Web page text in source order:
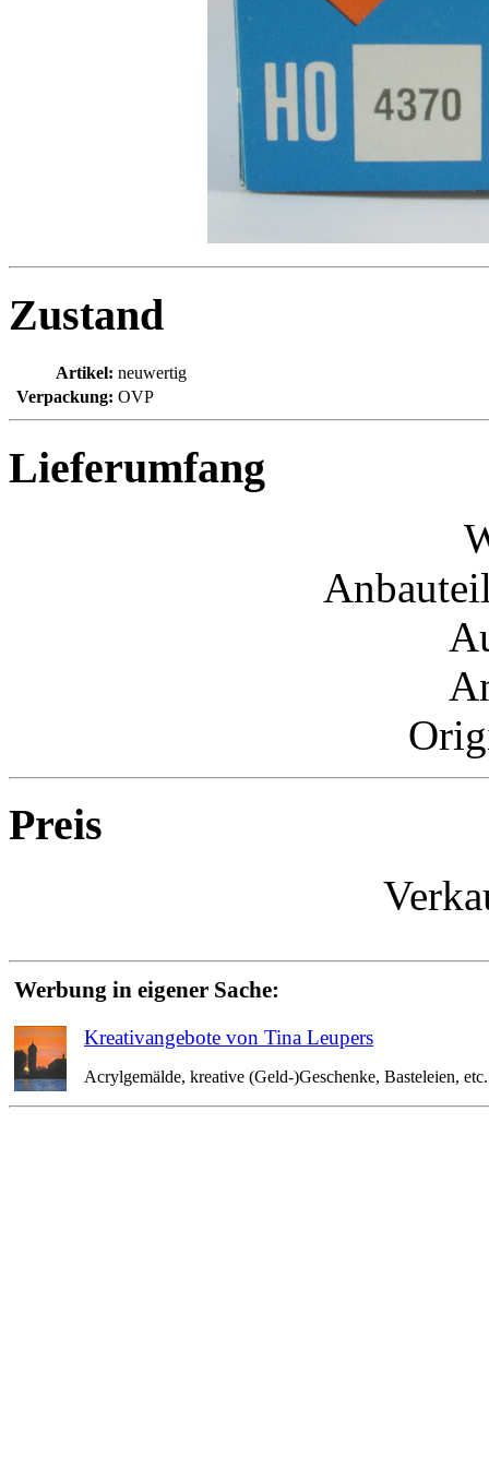
Zustand
Artikel: neuwertig
Verpackung: OVP
Lieferumfang
Preis
Werbung in eigener Sache:
Kreativangebote von Tina Leupers
Acrylgemälde, kreative (Geld-)Geschenke, Basteleien,